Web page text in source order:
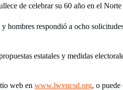
de celebrar su 60 año en el
hombres respondió a ocho
estatales y medidas
web en www.lwvncsd.org, o puede